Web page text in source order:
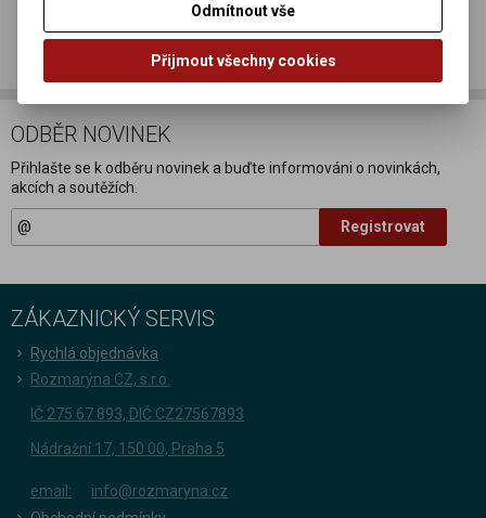
Doporučit výrobek
ODBĚR NOVINEK
Přihlašte se k odběru novinek a buďte informováni o novinkách,
akcích a soutěžích.
Registrovat
ZÁKAZNICKÝ SERVIS
Rychlá objednávka
Rozmarýna CZ, s.r.o.
IČ 275 67 893, DIČ CZ27567893
Nádražní 17, 150 00, Praha 5
email:
info@rozmaryna.cz
Odmítnout vše
Přijmout všechny cookies